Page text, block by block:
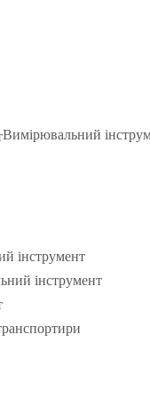
Вимірювальний
інструмент
інструмент